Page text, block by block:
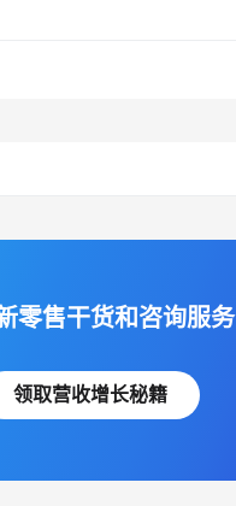
零售干货和咨询服务
领取营收增长秘籍